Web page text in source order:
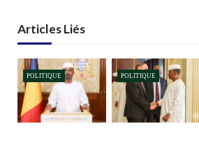
Articles Liés
POLITIQUE POLITIQUE